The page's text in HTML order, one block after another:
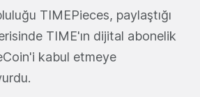
TIMEPieces, paylaştığı
TIME'ın dijital abonelik
kabul etmeye